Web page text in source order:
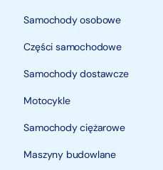
Samochody osobowe
Części samochodowe
Samochody dostawcze
Motocykle
Samochody ciężarowe
Maszyny budowlane